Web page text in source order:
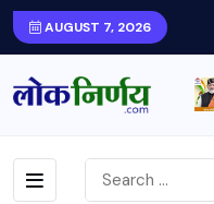
AUGUST 7, 2026